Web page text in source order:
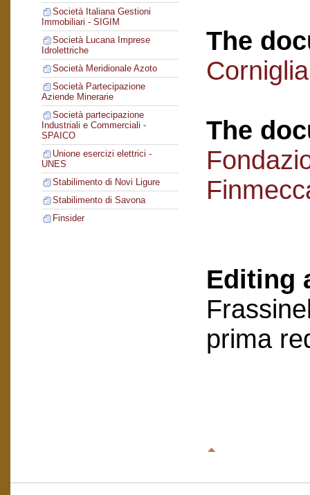
Società Italiana Gestioni
Immobiliari - SIGIM
Società Lucana Imprese
Idrolettriche
Società Meridionale Azoto
Società Partecipazione
Aziende Minerarie
Società partecipazione
Industriali e Commerciali -
SPAICO
Unione esercizi elettrici -
UNES
Stabilimento di Novi Ligure
Stabilimento di Savona
Finsider
The
The
Editing
prima